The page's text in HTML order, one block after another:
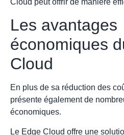
Cloud peut offrir de manière
Les avantages
économiques
Cloud
En plus de sa réduction des
présente également de
économiques.
Le Edge Cloud offre une